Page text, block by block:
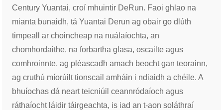
Century Yuantai, croí mhuintir DeRun. Faoi ghlao na
mianta bunaidh, tá Yuantai Derun ag obair go dlúth
timpeall ar choincheap na nuálaíochta, an
chomhordaithe, na forbartha glasa, oscailte agus
comhroinnte, ag pléascadh amach beocht gan teorainn,
ag cruthú míorúilt tionscail amháin i ndiaidh a chéile. A
bhuíochas dá neart teicniúil ceannródaíoch agus
ráthaíocht láidir táirgeachta, is iad an t-aon soláthraí